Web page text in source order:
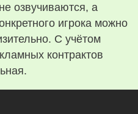
озвучиваются, а
игрока можно
С учётом
контрактов